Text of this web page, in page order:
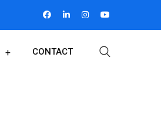
CONTACT